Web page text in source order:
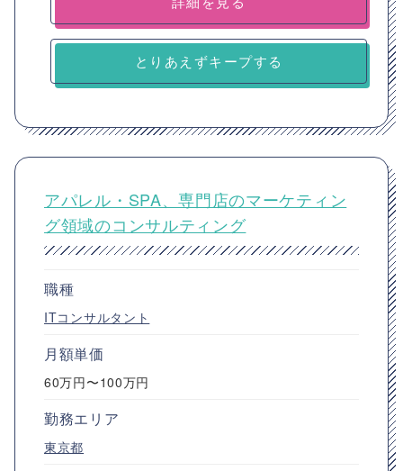
とりあえずキープする
アパレル・SPA、専門店のマーケティン
グ領域のコンサルティング
職種
ITコンサルタント
月額単価
60万円〜100万円
勤務エリア
東京都